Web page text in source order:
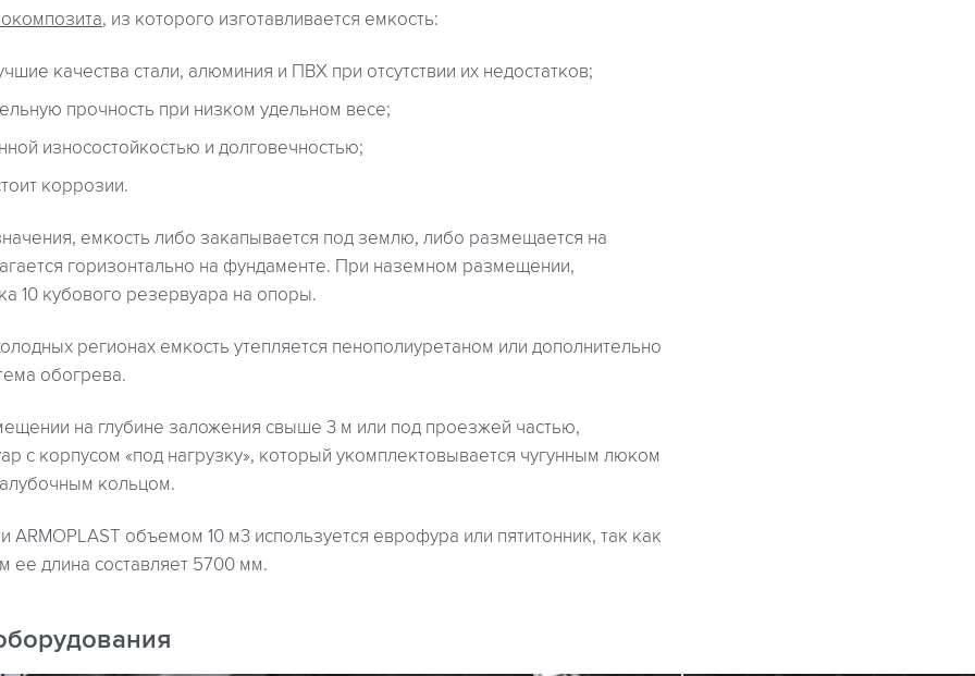
, из которого изготавливается емкость:
качества стали, алюминия и ПВХ при отсутствии их недостатков;
прочность при низком удельном весе;
износостойкостью и долговечностью;
коррозии.
емкость либо закапывается под землю, либо размещается на
горизонтально на фундаменте. При наземном размещении,
10 кубового резервуара на опоры.
регионах емкость утепляется пенополиуретаном или дополнительно
обогрева.
на глубине заложения свыше 3 м или под проезжей частью,
с корпусом «под нагрузку», который укомплектовывается чугунным люком
кольцом.
ARMOPLAST объемом 10 м3 используется еврофура или пятитонник, так как
ее длина составляет 5700 мм.